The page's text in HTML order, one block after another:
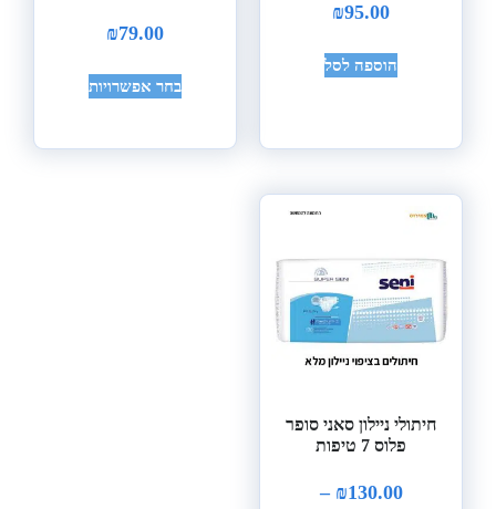
₪95.00
הוספה לסל
₪79.00
בחר אפשרויות
חיתולי ניילון סאני סופר
פלוס 7 טיפות
₪130.00
–